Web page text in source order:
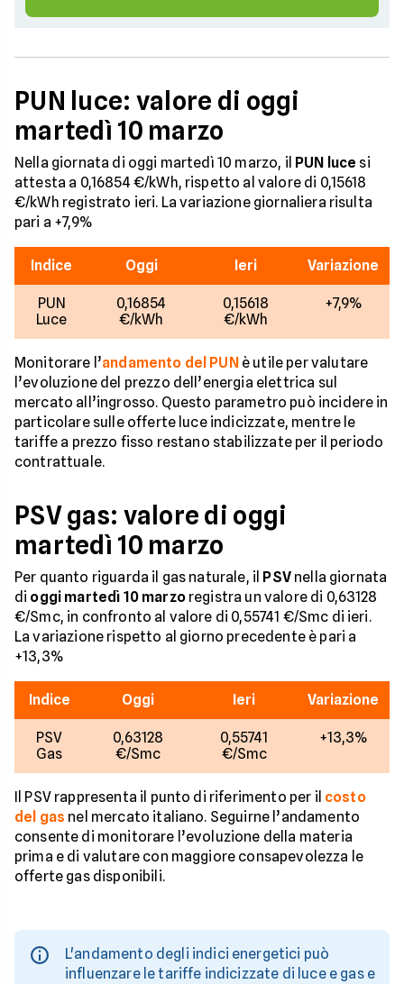
PUN luce: valore di oggi
martedì 10 marzo
Nella giornata di oggi martedì 10 marzo, il PUN luce si
attesta a 0,16854 €/kWh, rispetto al valore di 0,15618
€/kWh registrato ieri. La variazione giornaliera risulta
pari a +7,9%
Indice Oggi Ieri Variazione
PUN
Luce
0,16854
€/kWh
0,15618
€/kWh
+7,9%
Monitorare l’andamento del PUN è utile per valutare
l’evoluzione del prezzo dell’energia elettrica sul
mercato all’ingrosso. Questo parametro può incidere in
particolare sulle offerte luce indicizzate, mentre le
tariffe a prezzo fisso restano stabilizzate per il periodo
contrattuale.
PSV gas: valore di oggi
martedì 10 marzo
Per quanto riguarda il gas naturale, il PSVnella giornata
di oggi martedì 10 marzoregistra un valore di 0,63128
€/Smc, in confronto al valore di 0,55741 €/Smc di ieri.
La variazione rispetto al giorno precedente è pari a
+13,3%
Indice Oggi Ieri Variazione
PSV
Gas
0,63128
€/Smc
0,55741
€/Smc
+13,3%
Il PSV rappresenta il punto di riferimento per il costo
del gas nel mercato italiano. Seguirne l’andamento
consente di monitorare l’evoluzione della materia
prima e di valutare con maggiore consapevolezza le
offerte gas disponibili.
L'andamento degli indici energetici può
influenzare le tariffe indicizzate di luce e gas e